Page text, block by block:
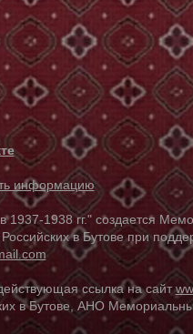
информацию
1938 гг." создается
в Бутове при
ссылка на сайт
в Бутове, АНО